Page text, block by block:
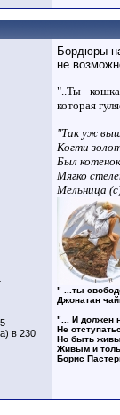
в 230
Бордюры
не
"..Ты -
которая
"Так уж
Когти
Был
Мягко
Мельница
" ...ты
Джонатан
"... И должен
Не
Но быть
Живым и
Борис